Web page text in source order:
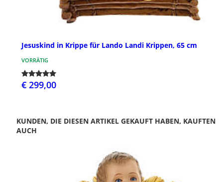
Jesuskind in Krippe für Lando Landi Krippen, 65 cm
VORRÄTIG
€ 299,00
KUNDEN, DIE DIESEN ARTIKEL GEKAUFT HABEN, KAUFTEN
AUCH